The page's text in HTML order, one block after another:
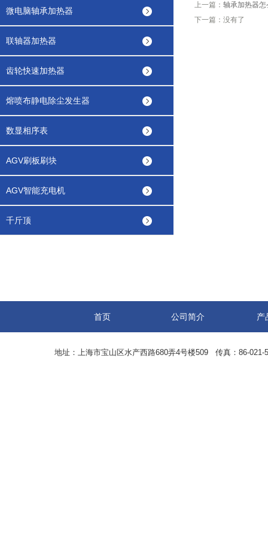
微电脑轴承加热器
联轴器加热器
齿轮快速加热器
熔喷布静电除尘发生器
数显相序表
AGV刷板刷块
AGV智能充电机
千斤顶
上一篇： 轴承加热器
下一篇：没有了
首页 公司简介 产
地址：上海市宝山区水产西路680弄4号楼509 传真：86-